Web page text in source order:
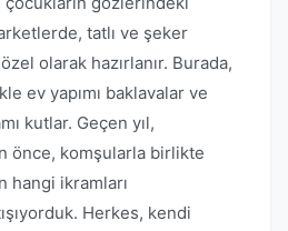
tatlı ve şeker
olarak hazırlanır. Burada,
ev yapımı baklavalar ve
kutlar. Geçen yıl,
önce, komşularla birlikte
hangi ikramları
Herkes, kendi